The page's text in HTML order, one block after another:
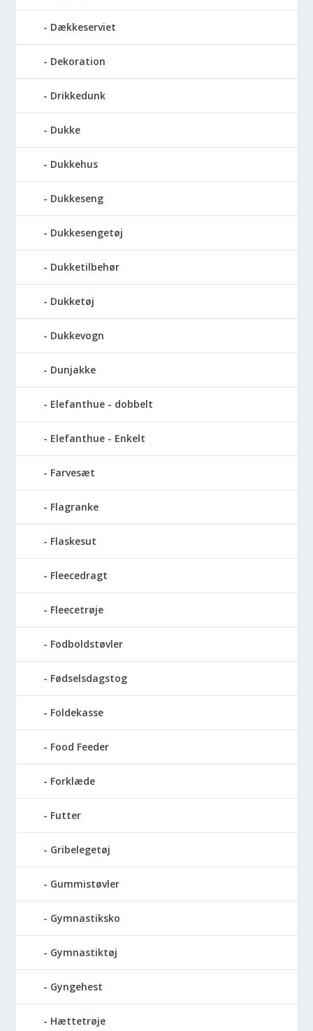
Dækkeserviet
Dekoration
Drikkedunk
Dukke
Dukkehus
Dukkeseng
Dukkesengetøj
Dukketilbehør
Dukketøj
Dukkevogn
Dunjakke
Elefanthue - dobbelt
Elefanthue - Enkelt
Farvesæt
Flagranke
Flaskesut
Fleecedragt
Fleecetrøje
Fodboldstøvler
Fødselsdagstog
Foldekasse
Food Feeder
Forklæde
Futter
Gribelegetøj
Gummistøvler
Gymnastiksko
Gymnastiktøj
Gyngehest
Hættetrøje